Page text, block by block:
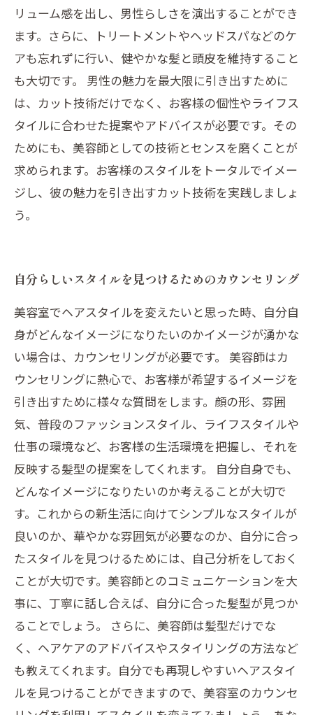
リューム感を出し、男性らしさを演出することができ
ます。さらに、トリートメントやヘッドスパなどのケ
アも忘れずに行い、健やかな髪と頭皮を維持すること
も大切です。 男性の魅力を最大限に引き出すために
は、カット技術だけでなく、お客様の個性やライフス
タイルに合わせた提案やアドバイスが必要です。その
ためにも、美容師としての技術とセンスを磨くことが
求められます。お客様のスタイルをトータルでイメー
ジし、彼の魅力を引き出すカット技術を実践しましょ
う。
自分らしいスタイルを見つけるためのカウンセリング
美容室でヘアスタイルを変えたいと思った時、自分自
身がどんなイメージになりたいのかイメージが湧かな
い場合は、カウンセリングが必要です。 美容師はカ
ウンセリングに熱心で、お客様が希望するイメージを
引き出すために様々な質問をします。顔の形、雰囲
気、普段のファッションスタイル、ライフスタイルや
仕事の環境など、お客様の生活環境を把握し、それを
反映する髪型の提案をしてくれます。 自分自身でも、
どんなイメージになりたいのか考えることが大切で
す。これからの新生活に向けてシンプルなスタイルが
良いのか、華やかな雰囲気が必要なのか、自分に合っ
たスタイルを見つけるためには、自己分析をしておく
ことが大切です。美容師とのコミュニケーションを大
事に、丁寧に話し合えば、自分に合った髪型が見つか
ることでしょう。 さらに、美容師は髪型だけでな
く、ヘアケアのアドバイスやスタイリングの方法など
も教えてくれます。自分でも再現しやすいヘアスタイ
ルを見つけることができますので、美容室のカウンセ